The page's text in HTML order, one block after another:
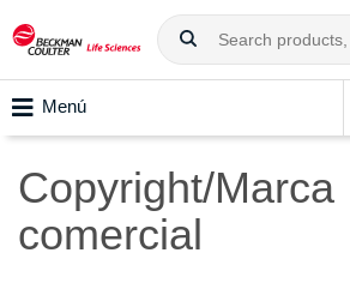
Menú
Copyright/Marca
comercial